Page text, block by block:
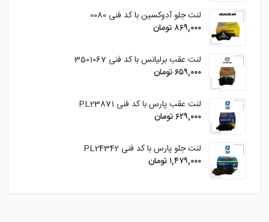
لنت جلو آدوکسین با کد فنی 0080
۸۶۹,۰۰۰ تومان
لنت عقب برلیانس با کد فنی 3501067
۶۵۹,۰۰۰تومان
لنت عقب پارس با کد فنی PL23871
۶۲۹,۰۰۰تومان
لنت جلو پارس با کد فنی PL24342
۱,۴۷۹,۰۰۰تومان